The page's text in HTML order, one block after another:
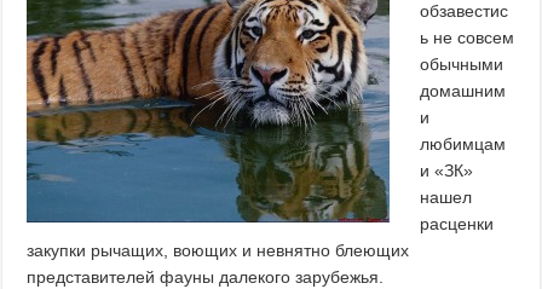
обзавестис
ь не совсем
обычными
домашним
и
любимцам
и «ЗК»
нашел
расценки
закупки рычащих, воющих и невнятно блеющих
представителей фауны далекого зарубежья.